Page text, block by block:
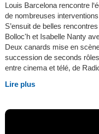
Louis Barcelona rencontre
de nombreuses
S’ensuit de belles
Bolloc'h et Isabelle Nanty
Deux canards mise en
succession de seconds
entre cinema et télé, de
Lire plus